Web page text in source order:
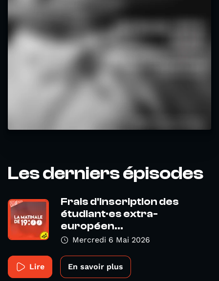
Les derniers épisodes
Frais d'inscription des
étudiant·es extra-
européen...
Mercredi 6 Mai 2026
Lire En savoir plus